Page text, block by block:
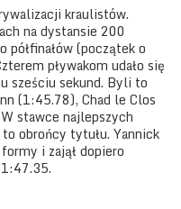
kraulistów.
na dystansie 200
(początek o
pływakom udało się
sześciu sekund. Byli to
(1:45.78), Chad le Clos
stawce najlepszych
obrońcy tytułu. Yannick
i zajął dopiero